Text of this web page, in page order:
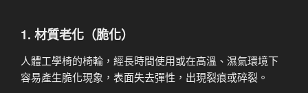
1. 材質老化（脆化）
人體工學椅的椅輪，經長時間使用或在高溫、濕氣環境下
容易產生脆化現象，表面失去彈性，出現裂痕或碎裂。